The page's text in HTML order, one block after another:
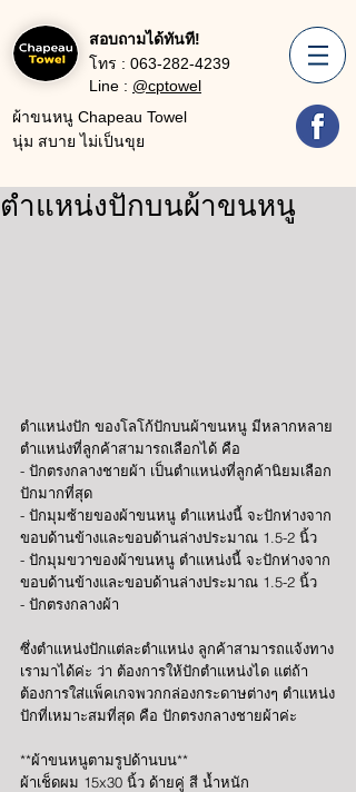
สอบถามได้ทันที!
โทร : 063-282-4239
Line : @cptowel
ผ้าขนหนู Chapeau Towel
นุ่ม สบาย ไม่เป็นขุย
ตำแหน่งปักบนผ้าขนหนู
ตำแหน่งปัก ของโลโก้ปักบนผ้าขนหนู มีหลากหลาย
ตำแหน่งที่ลูกค้าสามารถเลือกได้ คือ
- ปักตรงกลางชายผ้า เป็นตำแหน่งที่ลูกค้านิยมเลือก
ปักมากที่สุด
- ปักมุมซ้ายของผ้าขนหนู ตำแหน่งนี้ จะปักห่างจาก
ขอบด้านข้างและขอบด้านล่างประมาณ 1.5-2 นิ้ว
- ปักมุมขวาของผ้าขนหนู ตำแหน่งนี้ จะปักห่างจาก
ขอบด้านข้างและขอบด้านล่างประมาณ 1.5-2 นิ้ว
- ปักตรงกลางผ้า
ซึ่งตำแหน่งปักแต่ละตำแหน่ง ลูกค้าสามารถแจ้งทาง
เรามาได้ค่ะ ว่า ต้องการให้ปักตำแหน่งได แต่ถ้า
ต้องการใส่แพ็คเกจพวกกล่องกระดาษต่างๆ ตำแหน่ง
ปักที่เหมาะสมที่สุด คือ ปักตรงกลางชายผ้าค่ะ
**ผ้าขนหนูตามรูปด้านบน**
ผ้าเช็ดผม 15x30 นิ้ว ด้ายคู่ สี น้ำหนัก